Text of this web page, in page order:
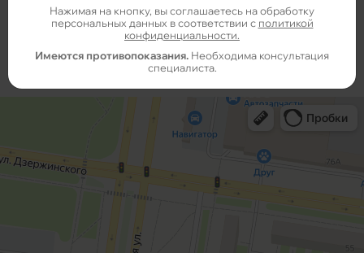
Имеются противопоказания.Необходима
консультация специалиста.
Нажимая на кнопку, вы соглашаетесь на обработку
персональных данных в соответствии с политикой
конфиденциальности.
Имеются противопоказания. Необходима консультация
специалиста.